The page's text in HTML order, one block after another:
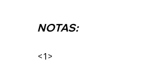
NOTAS:
<1>